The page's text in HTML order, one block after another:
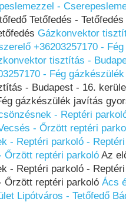
-
Tetőfedés -
Gázkonvektor
+36203257170 -
tisztítás -
- Fég
- Budapest - 16.
gázkészülék javítás
- Reptéri
- Őrzött reptéri
- Reptéri parkoló -
Őrzött reptéri parkoló Az
- Reptéri parkoló -
Őrzött reptéri parkoló Ács
Lipótváros - Tetőfedő